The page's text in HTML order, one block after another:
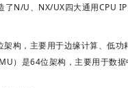
了N/U、NX/UX四大通用CPU
构，主要用于边缘计算、低功
）是64位架构，主要用于数